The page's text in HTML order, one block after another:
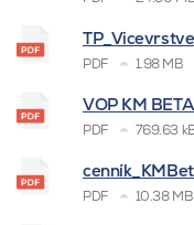
PDF 1.98 MB
VOP KM
PDF 769.63
PDF 10.38 MB